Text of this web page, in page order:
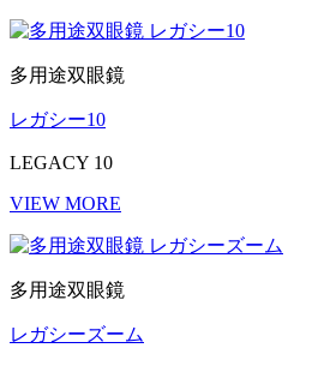
多用途双眼鏡
レガシー10
LEGACY 10
VIEW MORE
多用途双眼鏡
レガシーズーム